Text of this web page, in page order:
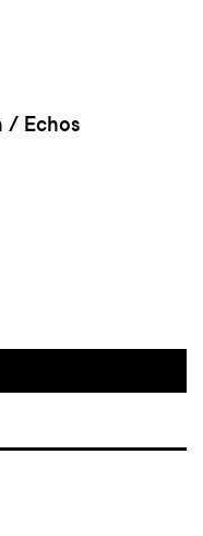
/ Echos